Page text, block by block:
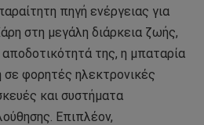
πηγή ενέργειας για
στη μεγάλη διάρκεια ζωής,
της, η μπαταρία
σε φορητές ηλεκτρονικές
και συστήματα
Επιπλέον,